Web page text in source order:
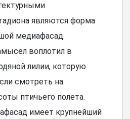
являются форма
медиафасад.
воплотил в
лилии, которую
смотреть на
птичьего полета.
имеет крупнейший